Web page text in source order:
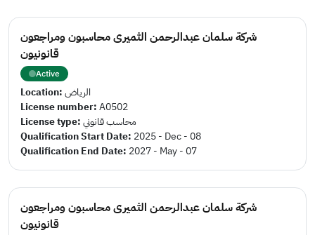
شركة سلمان عبدالرحمن الثميرى محاسبون ومراجعون
قانونيون
Active
Location:الرياض
License number:A0502
License type:محاسب قانوني
Qualification Start Date: 2025 - Dec - 08
Qualification End Date: 2027 - May - 07
شركة سلمان عبدالرحمن الثميرى محاسبون ومراجعون
قانونيون